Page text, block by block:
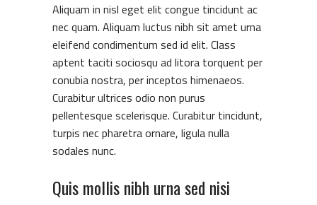
Aliquam in nisl eget elit congue tincidunt ac
nec quam. Aliquam luctus nibh sit amet urna
eleifend condimentum sed id elit. Class
aptent taciti sociosqu ad litora torquent per
conubia nostra, per inceptos himenaeos.
Curabitur ultrices odio non purus
pellentesque scelerisque. Curabitur tincidunt,
turpis nec pharetra ornare, ligula nulla
sodales nunc.
Quis mollis nibh urna sed nisi